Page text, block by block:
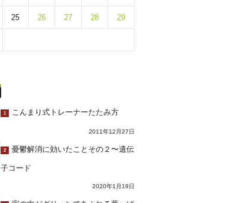
25 26 27 28 29
1 こんまり式トレーナーたたみ方
2011年12月27日
2 憂鬱解消に効いたことその２〜遺伝
子コード
2020年1月19日